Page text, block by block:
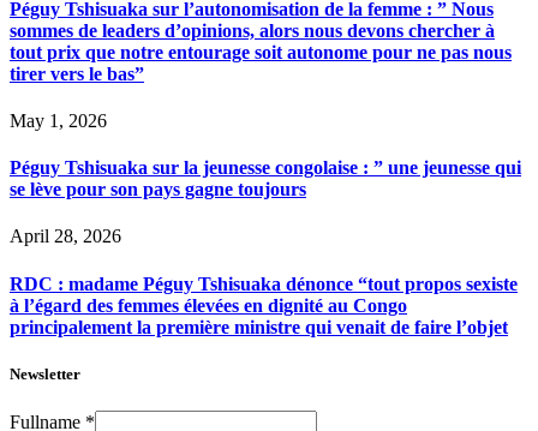
Péguy Tshisuaka sur l’autonomisation de la femme : ” Nous
sommes de leaders d’opinions, alors nous devons chercher à
tout prix que notre entourage soit autonome pour ne pas nous
tirer vers le bas”
May 1, 2026
Péguy Tshisuaka sur la jeunesse congolaise : ” une jeunesse qui
se lève pour son pays gagne toujours
April 28, 2026
RDC : madame Péguy Tshisuaka dénonce “tout propos sexiste
à l’égard des femmes élevées en dignité au Congo
principalement la première ministre qui venait de faire l’objet
Newsletter
Fullname *